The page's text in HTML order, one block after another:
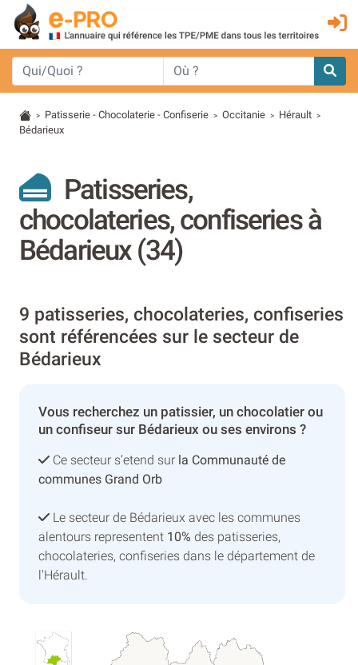
> Patisserie - Chocolaterie - Confiserie > Occitanie > Hérault >
Bédarieux
Patisseries,
chocolateries, confiseries à
Bédarieux (34)
9 patisseries, chocolateries, confiseries
sont référencées sur le secteur de
Bédarieux
Vous recherchez un patissier, un chocolatier ou
un confiseur sur Bédarieux ou ses environs ?
Ce secteur s’etend sur la Communauté de
communes Grand Orb
Le secteur de Bédarieux avec les communes
alentours representent 10% des patisseries,
chocolateries, confiseries dans le département de
l'Hérault.